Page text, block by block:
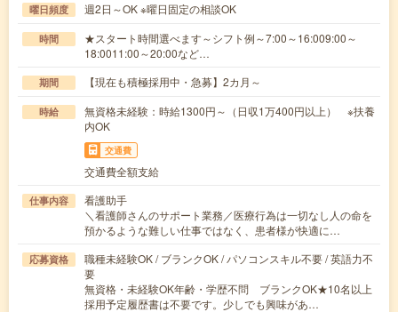
曜日頻度 週2日～OK ※曜日固定の相談OK
時間
★スタート時間選べます～シフト例～7:00～16:009:00～
18:0011:00～20:00など…
期間 【現在も積極採用中・急募】2カ月～
時給
無資格未経験：時給1300円～（日収1万400円以上） ※扶養
内OK
交通費
交通費全額支給
仕事内容
看護助手
＼看護師さんのサポート業務／医療行為は一切なし人の命を
預かるような難しい仕事ではなく、患者様が快適に…
応募資格
職種未経験OK / ブランクOK / パソコンスキル不要 / 英語力不
要
無資格・未経験OK年齢・学歴不問 ブランクOK★10名以上
採用予定履歴書は不要です。少しでも興味があ…